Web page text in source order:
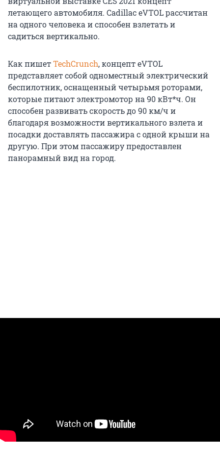
летающего автомобиля. Cadillac eVTOL рассчитан
на одного человека и способен взлетать и
садиться вертикально.
Как пишетTechCrunch, концепт eVTOL
представляет собой одноместный электрический
беспилотник, оснащенный четырьмя роторами,
которые питают электромотор на 90 кВт*ч. Он
способен развивать скорость до 90 км/ч и
благодаря возможности вертикального взлета и
посадки доставлять пассажира с одной крыши на
другую. При этом пассажиру предоставлен
панорамный вид на город.